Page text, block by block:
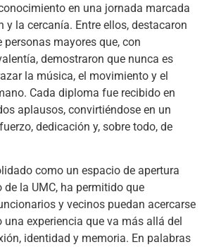
en una jornada marcada
y la cercanía. Entre ellos, destacaron
personas mayores que, con
demostraron que nunca es
la música, el movimiento y el
Cada diploma fue recibido en
aplausos, convirtiéndose en un
dedicación y, sobre todo, de
como un espacio de apertura
la UMC, ha permitido que
y vecinos puedan acercarse
una experiencia que va más allá del
identidad y memoria. En palabras